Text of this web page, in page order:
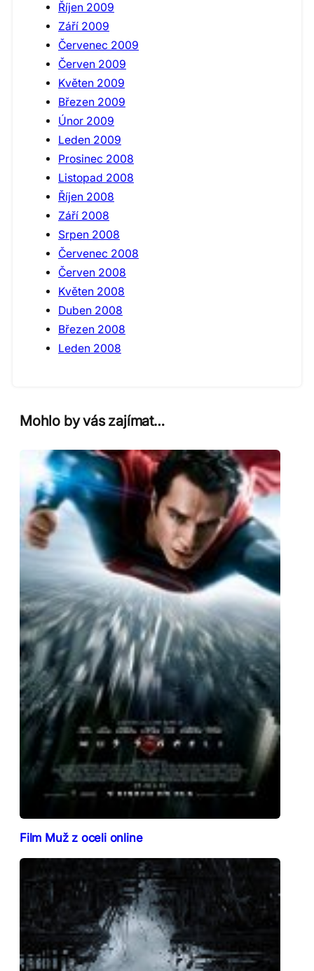
Říjen 2009
Září 2009
Červenec 2009
Červen 2009
Květen 2009
Březen 2009
Únor 2009
Leden 2009
Prosinec 2008
Listopad 2008
Říjen 2008
Září 2008
Srpen 2008
Červenec 2008
Červen 2008
Květen 2008
Duben 2008
Březen 2008
Leden 2008
Mohlo by vás zajímat…
Film Muž z oceli online